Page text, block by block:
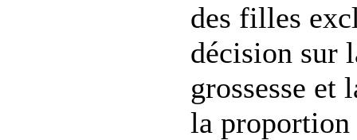
des filles
décision sur
grossesse
la